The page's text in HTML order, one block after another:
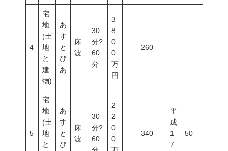
4
宅
地
(土
地
と
建
物)
あ
す
と
ぴ
あ
床
波
30
分?
60
分
3
8
0
0
万
円
260
5
宅
地
(土
地
と
あ
す
と
ぴ
床
波
30
分?
60
2
2
0
0
340
平
成
1
7
50